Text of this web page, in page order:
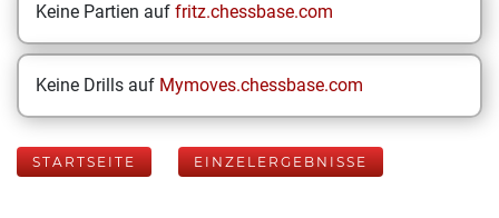
Keine Partien auf fritz.chessbase.com
Keine Drills auf Mymoves.chessbase.com
STARTSEITE EINZELERGEBNISSE